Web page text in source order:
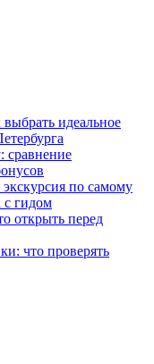
идеальное
сравнение
по самому
с гидом
открыть перед
что проверять